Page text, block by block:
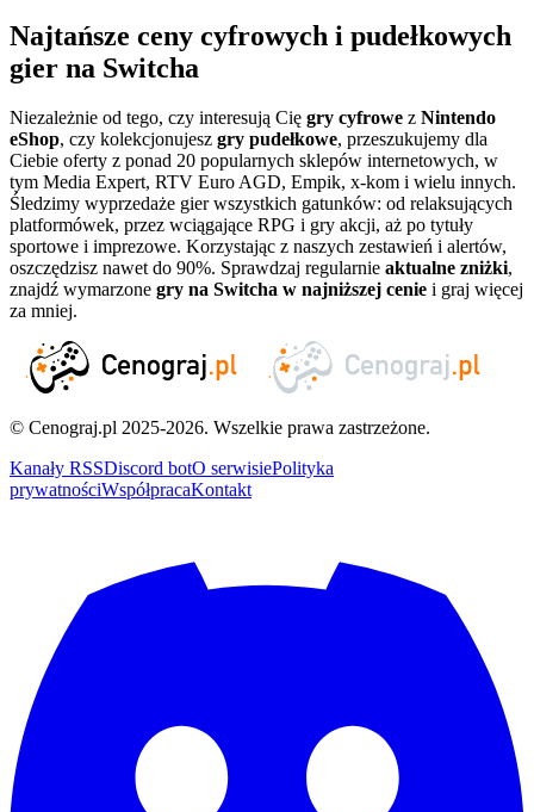
Najtańsze ceny cyfrowych i pudełkowych
gier na Switcha
Niezależnie od tego, czy interesują Cię gry cyfrowe z Nintendo
eShop, czy kolekcjonujesz gry pudełkowe, przeszukujemy dla
Ciebie oferty z ponad 20 popularnych sklepów internetowych, w
tym Media Expert, RTV Euro AGD, Empik, x-kom i wielu innych.
Śledzimy wyprzedaże gier wszystkich gatunków: od relaksujących
platformówek, przez wciągające RPG i gry akcji, aż po tytuły
sportowe i imprezowe. Korzystając z naszych zestawień i alertów,
oszczędzisz nawet do 90%. Sprawdzaj regularnie aktualne zniżki,
znajdź wymarzone gry na Switcha w najniższej cenie i graj więcej
za mniej.
© Cenograj.pl 2025-2026. Wszelkie prawa zastrzeżone.
Kanały RSSDiscord botO serwisiePolityka
prywatnościWspółpracaKontakt